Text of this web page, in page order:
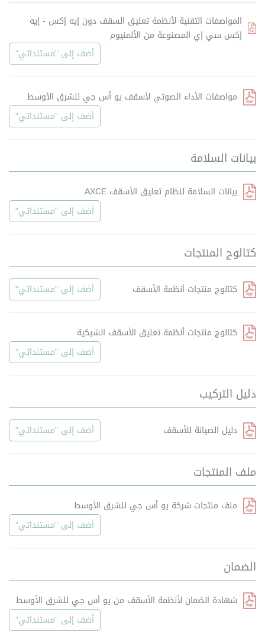
المواصفات التقنية لأنظمة تعليق السقف دون إيه إكس - إيه
إكس سي إي المصنوعة من الألمنيوم
أضف إلى "مستنداتي"
مواصفات الأداء الصوتي لأسقف يو أس جي للشرق الأوسط
أضف إلى "مستنداتي"
بيانات السلامة
بيانات السلامة لنظام تعليق الأسقف AXCE
أضف إلى "مستنداتي"
كتالوج المنتجات
كتالوج منتجات أنظمة الأسقف أضف إلى "مستنداتي"
كتالوج منتجات أنظمة تعليق الأسقف الشبكية
أضف إلى "مستنداتي"
دليل التركيب
دليل الصيانة للأسقف أضف إلى "مستنداتي"
ملف المنتجات
ملف منتجات شركة يو أس جي للشرق الأوسط
أضف إلى "مستنداتي"
الضمان
شهادة الضمان لأنظمة الأسقف من يو أس جي للشرق الأوسط
أضف إلى "مستنداتي"